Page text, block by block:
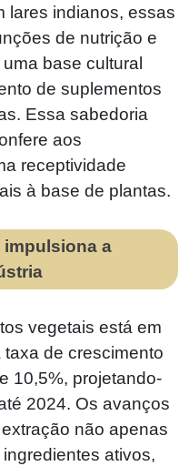
lares indianos, essas
de nutrição e
base cultural
de suplementos
Essa sabedoria
aos
receptividade
à base de plantas.
a
vegetais está em
de crescimento
10,5%, projetando-
2024. Os avanços
não apenas
ativos,